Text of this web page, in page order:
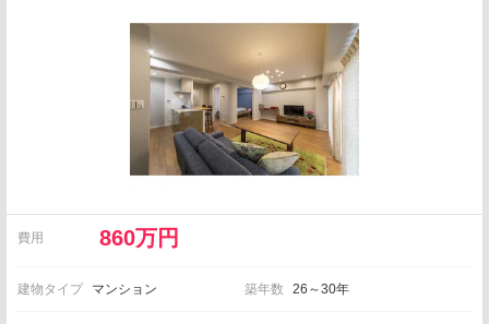
費用 860万円
建物タイプ マンション 築年数 26～30年